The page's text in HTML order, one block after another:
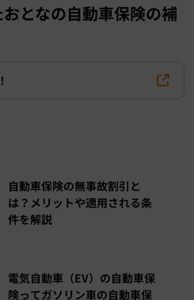
となの自動車保険の補
自動車保険の無事故割引と
は？メリットや適用される条
件を解説
電気自動車（EV）の自動車保
険ってガソリン車の自動車保